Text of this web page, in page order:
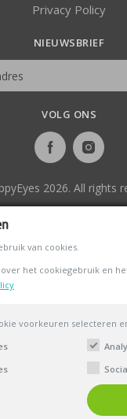
Privacy Policy
NIEUWSBRIEF
VOLG ONS
2026. All rights
van cookies.
het cookiegebruik en
voorkeuren selecteren